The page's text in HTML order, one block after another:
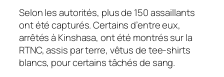
Selon les autorités, plus de 150 assaillants
ont été capturés. Certains d’entre eux,
arrêtés à Kinshasa, ont été montrés sur la
RTNC, assis par terre, vêtus de tee-shirts
blancs, pour certains tâchés de sang.